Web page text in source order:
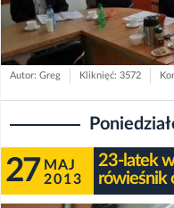
Autor: Greg Kliknięć: 3572
27 MAJ
2013
23-latek
rówieśnik